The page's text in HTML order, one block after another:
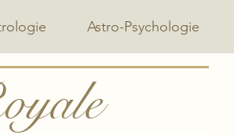
Astro-Psychologie